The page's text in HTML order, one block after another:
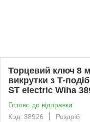
Торцевий ключ 8
викрутки з Т-
ST electric Wiha
Готово до відправки
Код: 38926
Роздріб